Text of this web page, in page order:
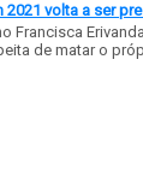
volta a ser
de matar o